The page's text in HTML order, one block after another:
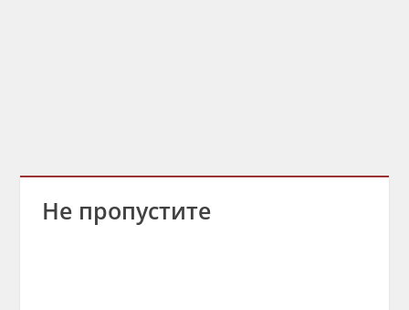
Не пропустите